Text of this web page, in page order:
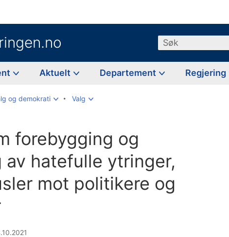
Søk
Aktuelt Departement Regjering
og demokrati Valg
forebygging og
av hatefulle ytringer,
mot politikere og